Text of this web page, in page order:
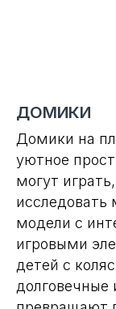
ДОМИКИ
Домики на
уютное
могут
исследовать
модели с
игровыми
детей с
долговечные